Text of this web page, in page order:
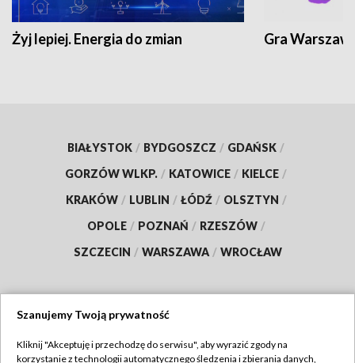
Żyj lepiej. Energia do zmian Gra
BIAŁYSTOK / BYDGOSZCZ / GDAŃSK /
GORZÓW WLKP. / KATOWICE / KIELCE /
KRAKÓW / LUBLIN / ŁÓDŹ / OLSZTYN /
OPOLE / POZNAŃ / RZESZÓW /
SZCZECIN / WARSZAWA / WROCŁAW
Szanujemy Twoją prywatność
Kliknij "Akceptuję i przechodzę do serwisu", aby wyrazić zgody na
korzystanie z technologii automatycznego śledzenia i zbierania danych,